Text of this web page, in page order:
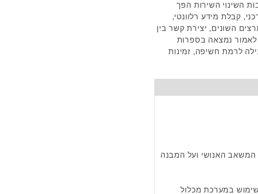
השינוי השירות הפך
קבלת מידע רלוונטי,
השונים, יצירת קשר בין
לאמור נמצאה בספרות
לרמת חשיפה, זמינות
המשאב האנושי ועל המבנה
במערכת מכלול